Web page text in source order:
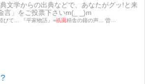
文学からの出典などで、あなたがグッ!と来
言」をご投票下さいm(_ _)m
びて… 『平家物語』=祇園精舎の鐘の声… 曽我物語=水いたって清ければ… 吉田兼好=何方をも捨てじと… 親鸞=一人居て喜ばば二人と思うべし… 世阿弥=初心、忘るべからず 太平記=情は人の為ならず… 朝倉宗滴=功者の大将と申すは… 山中鹿之助の母=己につき従う人を… 石田三成=大一大吉大万 宮本武蔵=千里の道もひと足ずつ… 徳川家康=人の一生は重き荷を負うて… 黒田如水=主君の罰より臣下百姓の罰… 中江藤樹=父母の恩徳は天よりも高く… 二宮尊徳=大なる事を欲して… 山本常朝=不仕合わせのとき草臥れる者は… 井原西鶴=生あれば食あり… 上杉鷹山=成せば成る… 滝沢馬琴=物はとかく時節をまたねば… 橘曙覧=…田廬に咲けばなりけり 坂本龍馬=世の人はわれになにと